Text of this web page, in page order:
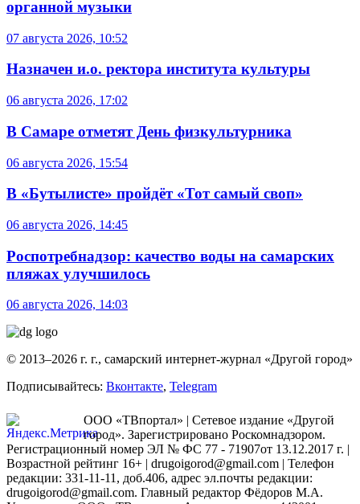
органной музыки
07 августа 2026, 10:52
Назначен и.о. ректора института культуры
06 августа 2026, 17:02
В Самаре отметят День физкультурника
06 августа 2026, 15:54
В «Бутылисте» пройдёт «Тот самый своп»
06 августа 2026, 14:45
Роспотребнадзор: качество воды на самарских
пляжах улучшилось
06 августа 2026, 14:03
© 2013–2026 г. г., самарский интернет-журнал «Другой город»
Подписывайтесь: Вконтакте, Telegram
ООО «ТВпортал» | Сетевое издание «Другой
город». Зарегистрировано Роскомнадзором.
Регистрационный номер ЭЛ № ФС 77 - 71907от 13.12.2017 г. |
Возрастной рейтинг 16+ | drugoigorod@gmail.com | Телефон
редакции: 331-11-11, доб.406, адрес эл.почты редакции:
drugoigorod@gmail.com. Главный редактор Фёдоров М.А.